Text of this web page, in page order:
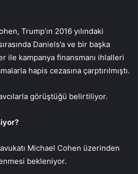
Trump’ın 2016 yılındaki
Daniels’a ve bir başka
ile kampanya finansmanı ihlalleri
hapis cezasına çarptırılmıştı.
görüştüğü belirtiliyor.
avukatı Michael Cohen üzerinden
bekleniyor.